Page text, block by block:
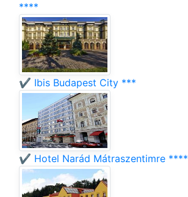
****
✔️ Ibis Budapest City ***
✔️ Hotel Narád Mátraszentimre ****